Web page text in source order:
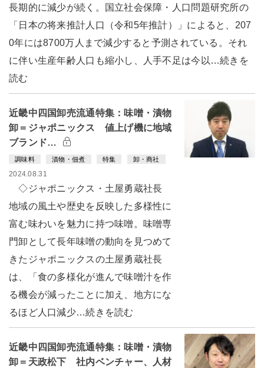
長期的に減少が続く。国立社会保障・人口問題研究所の
「日本の将来推計人口（令和5年推計）」によると、207
0年には8700万人まで減少すると予測されている。それ
に伴い生産年齢人口も縮小し、人手不足は今以…続きを
読む
近畿中四国卸売流通特集：味噌・漬物
卸＝ジャポニックス 値上げ機に地域
ブランド…
調味料 漬物・佃煮 特集 卸・商社
2024.08.31
◇ジャポニックス・土屋勇蔵社長
地域の風土や歴史を反映した多様性に
富む味わいを魅力に持つ味噌。味噌専
門卸として長年味噌の動向を見つめて
きたジャポニックスの土屋勇蔵社長
は、「食の多様化が進んで味噌汁を作
る機会が減ったことに加え、地方にな
るほど人口減少…続きを読む
近畿中四国卸売流通特集：味噌・漬物
卸＝天政松下 社内ベンチャー、人材